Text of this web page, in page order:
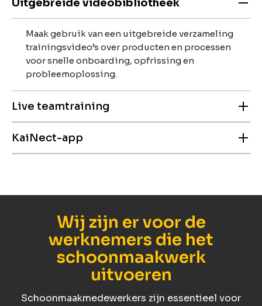
Uitgebreide videobibliotheek
Maak gebruik van een uitgebreide verzameling
trainingsvideo’s over producten en processen
voor snelle onboarding, opfrissing en
probleemoplossing.
Live teamtraining
Onze trainers begeleiden uw team op locatie,
zodat iedereen het juiste proces direct in de
KaiNect-app
snelle opfrissing en consistente
Wij zijn er voor de
werknemers die het
schoonmaakwerk
uitvoeren
Schoonmaakmedewerkers zijn essentieel voor